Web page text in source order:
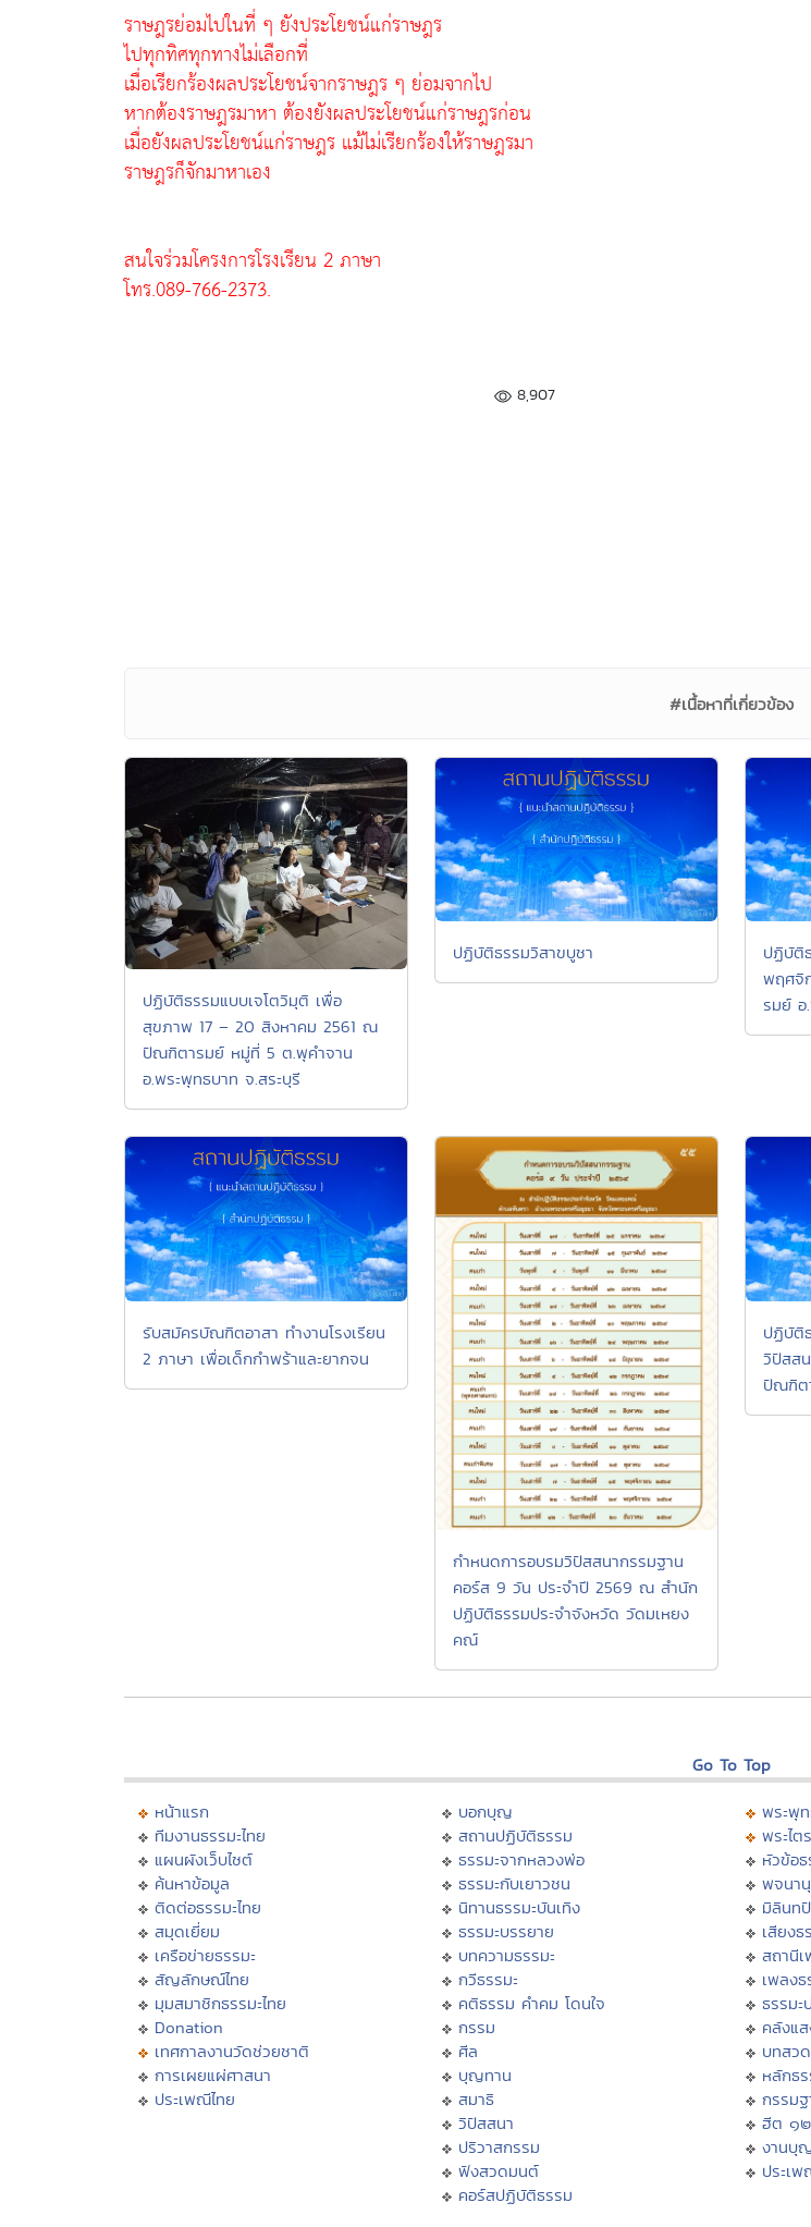
ราษฎรย่อมไปในที่ ๆ ยังประโยชน์แก่ราษฎร
ไปทุกทิศทุกทางไม่เลือกที่
เมื่อเรียกร้องผลประโยชน์จากราษฎร ๆ ย่อมจากไป
หากต้องราษฎรมาหา ต้องยังผลประโยชน์แก่ราษฎรก่อน
เมื่อยังผลประโยชน์แก่ราษฎร แม้ไม่เรียกร้องให้ราษฎรมา
ราษฎรก็จักมาหาเอง
สนใจร่วมโครงการโรงเรียน 2 ภาษา
โทร.089-766-2373.
8,907
#เนื้อหาที่เกี่ยวข้อง
ปฏิบัติธรรมแบบเจโตวิมุติ เพื่อ
สุขภาพ 17 – 20 สิงหาคม 2561 ณ
ปัณฑิตารมย์ หมู่ที่ 5 ต.พุคำจาน
อ.พระพุทธบาท จ.สระบุรี
ปฏิบัติธรรมวิสาขบูชา
ปฏิบัติ
พฤศจิ
รมย์ อ
รับสมัครบัณฑิตอาสา ทำงานโรงเรียน
2 ภาษา เพื่อเด็กกำพร้าและยากจน
กำหนดการอบรมวิปัสสนากรรมฐาน
คอร์ส 9 วัน ประจำปี 2569 ณ สำนัก
ปฏิบัติธรรมประจำจังหวัด วัดมเหยง
คณ์
ปฏิบัติ
วิปัสส
ปัณฑิต
Go To Top
หน้าแรก
ทีมงานธรรมะไทย
แผนผังเว็บไซต์
ค้นหาข้อมูล
ติดต่อธรรมะไทย
สมุดเยี่ยม
เครือข่ายธรรมะ
สัญลักษณ์ไทย
มุมสมาชิกธรรมะไทย
Donation
เทศกาลงานวัดช่วยชาติ
การเผยแผ่ศาสนา
ประเพณีไทย
บอกบุญ
สถานปฏิบัติธรรม
ธรรมะจากหลวงพ่อ
ธรรมะกับเยาวชน
นิทานธรรมะบันเทิง
ธรรมะบรรยาย
บทความธรรมะ
กวีธรรมะ
คติธรรม คำคม โดนใจ
กรรม
ศีล
บุญทาน
สมาธิ
วิปัสสนา
ปริวาสกรรม
ฟังสวดมนต์
คอร์สปฏิบัติธรรม
พระพุ
พระไต
หัวข้อ
พจนา
มิลินท
เสียงธ
สถานีเ
เพลง
ธรรม
คลังแ
บทสว
หลักธ
กรรมฐ
ฮีต ๑
งานบุ
ประเ